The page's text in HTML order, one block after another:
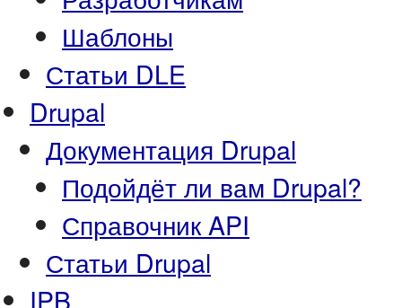
Шаблоны
Статьи DLE
Drupal
Документация Drupal
Подойдёт ли вам Drupal?
Справочник API
Статьи Drupal
IPB